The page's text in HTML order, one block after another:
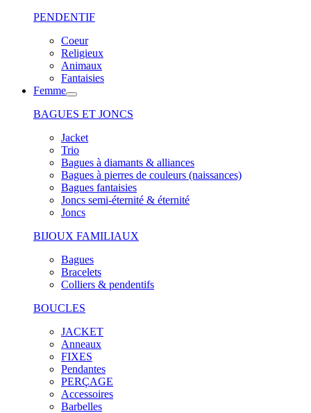
PENDENTIF
Coeur
Religieux
Animaux
Fantaisies
Femme
BAGUES ET JONCS
Jacket
Trio
Bagues à diamants & alliances
Bagues à pierres de couleurs (naissances)
Bagues fantaisies
Joncs semi-éternité & éternité
Joncs
BIJOUX FAMILIAUX
Bagues
Bracelets
Colliers & pendentifs
BOUCLES
JACKET
Anneaux
FIXES
Pendantes
PERÇAGE
Accessoires
Barbelles